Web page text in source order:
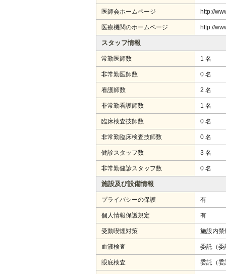
医師会ホームページ http://
医療機関のホームページ http://
スタッフ情報
常勤医師数 1 名
非常勤医師数 0 名
看護師数 2 名
非常勤看護師数 1 名
臨床検査技師数 0 名
非常勤臨床検査技師数 0 名
健診スタッフ数 3 名
非常勤健診スタッフ数 0 名
施設及び設備情報
プライバシーの保護 有
個人情報保護規定 有
受動喫煙対策 施設内禁
血液検査 委託（
眼底検査 委託（委